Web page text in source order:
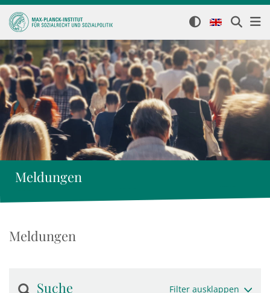
Meldungen
Meldungen
Suche Filter ausklappen